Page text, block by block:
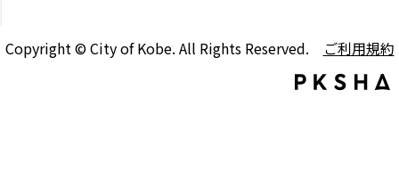
Copyright © City of Kobe. All Rights Reserved. ご利用規約